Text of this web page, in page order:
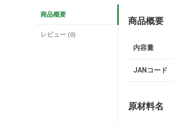
商品概要
レビュー (0)
商品概要
内容量
JANコード
原材料名